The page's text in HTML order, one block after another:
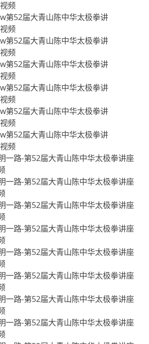
频
第52届大青山陈中华太极拳讲
频
第52届大青山陈中华太极拳讲
频
第52届大青山陈中华太极拳讲
频
第52届大青山陈中华太极拳讲
频
第52届大青山陈中华太极拳讲
频
第52届大青山陈中华太极拳讲
频
一路-第52届大青山陈中华太极拳讲座
一路-第52届大青山陈中华太极拳讲座
一路-第52届大青山陈中华太极拳讲座
一路-第52届大青山陈中华太极拳讲座
一路-第52届大青山陈中华太极拳讲座
一路-第52届大青山陈中华太极拳讲座
一路-第52届大青山陈中华太极拳讲座
一路-第52届大青山陈中华太极拳讲座